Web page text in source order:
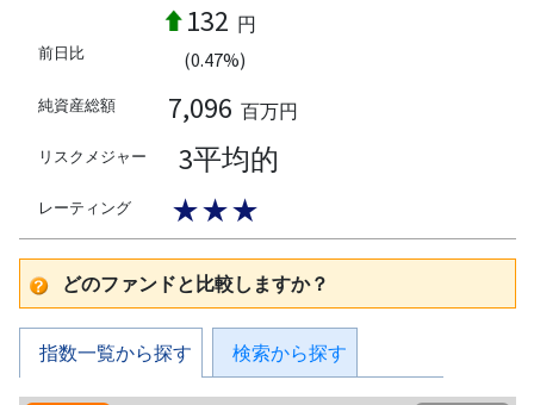
前日比
132 円
(0.47%)
純資産総額 7,096 百万円
リスクメジャー 3平均的
レーティング ★★★
どのファンドと比較しますか？
指数一覧から探す 検索から探す